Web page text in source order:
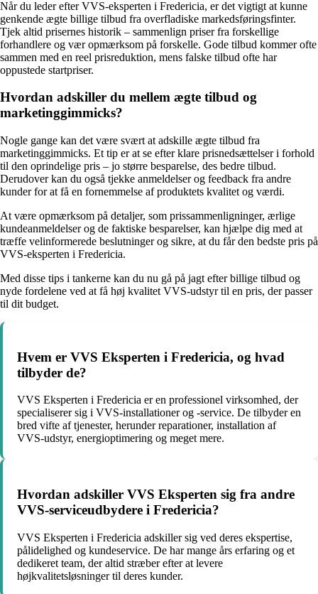
Når du leder efter VVS-eksperten i Fredericia, er det vigtigt at kunne
genkende ægte billige tilbud fra overfladiske markedsføringsfinter.
Tjek altid prisernes historik – sammenlign priser fra forskellige
forhandlere og vær opmærksom på forskelle. Gode tilbud kommer ofte
sammen med en reel prisreduktion, mens falske tilbud ofte har
oppustede startpriser.
Hvordan adskiller du mellem ægte tilbud og
marketinggimmicks?
Nogle gange kan det være svært at adskille ægte tilbud fra
marketinggimmicks. Et tip er at se efter klare prisnedsættelser i forhold
til den oprindelige pris – jo større besparelse, des bedre tilbud.
Derudover kan du også tjekke anmeldelser og feedback fra andre
kunder for at få en fornemmelse af produktets kvalitet og værdi.
At være opmærksom på detaljer, som prissammenligninger, ærlige
kundeanmeldelser og de faktiske besparelser, kan hjælpe dig med at
træffe velinformerede beslutninger og sikre, at du får den bedste pris på
VVS-eksperten i Fredericia.
Med disse tips i tankerne kan du nu gå på jagt efter billige tilbud og
nyde fordelene ved at få høj kvalitet VVS-udstyr til en pris, der passer
til dit budget.
Hvem er VVS Eksperten i Fredericia, og hvad
tilbyder de?
VVS Eksperten i Fredericia er en professionel virksomhed, der
specialiserer sig i VVS-installationer og -service. De tilbyder en
bred vifte af tjenester, herunder reparationer, installation af
VVS-udstyr, energioptimering og meget mere.
Hvordan adskiller VVS Eksperten sig fra andre
VVS-serviceudbydere i Fredericia?
VVS Eksperten i Fredericia adskiller sig ved deres ekspertise,
pålidelighed og kundeservice. De har mange års erfaring og et
dedikeret team, der altid stræber efter at levere
højkvalitetsløsninger til deres kunder.